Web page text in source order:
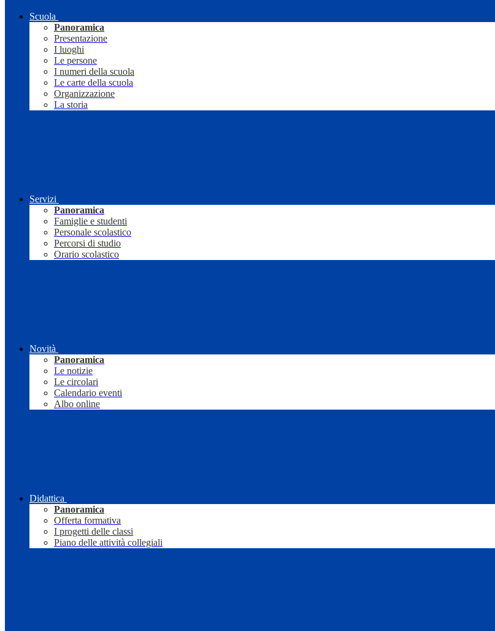
Scuola
Panoramica
Presentazione
I luoghi
Le persone
I numeri della scuola
Le carte della scuola
Organizzazione
La storia
Servizi
Panoramica
Famiglie e studenti
Personale scolastico
Percorsi di studio
Orario scolastico
Novità
Panoramica
Le notizie
Le circolari
Calendario eventi
Albo online
Didattica
Panoramica
Offerta formativa
I progetti delle classi
Piano delle attività collegiali